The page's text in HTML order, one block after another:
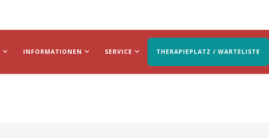
INFORMATIONEN SERVICE THERAPIEPLATZ / WARTELISTE